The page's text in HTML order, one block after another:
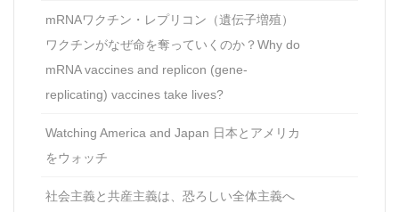
mRNAワクチン・レプリコン（遺伝子増殖）
ワクチンがなぜ命を奪っていくのか？Why do
mRNA vaccines and replicon (gene-
replicating) vaccines take lives?
Watching America and Japan 日本とアメリカ
をウォッチ
社会主義と共産主義は、恐ろしい全体主義へ